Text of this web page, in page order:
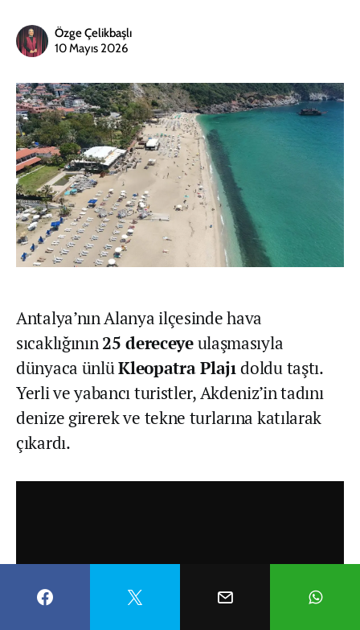
Özge Çelikbaşlı
10 Mayıs 2026
Antalya’nın Alanya ilçesinde hava
sıcaklığının25 dereceyeulaşmasıyla
dünyaca ünlüKleopatra Plajıdoldu taştı.
Yerli ve yabancı turistler, Akdeniz’in tadını
denize girerek ve tekne turlarına katılarak
çıkardı.